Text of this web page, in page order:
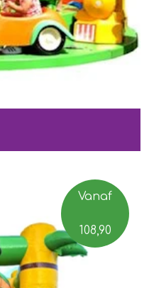
Vanaf
108,90